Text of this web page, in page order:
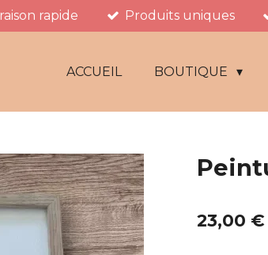
rapide Produits uniques
ACCUEIL BOUTIQUE
23,00 €